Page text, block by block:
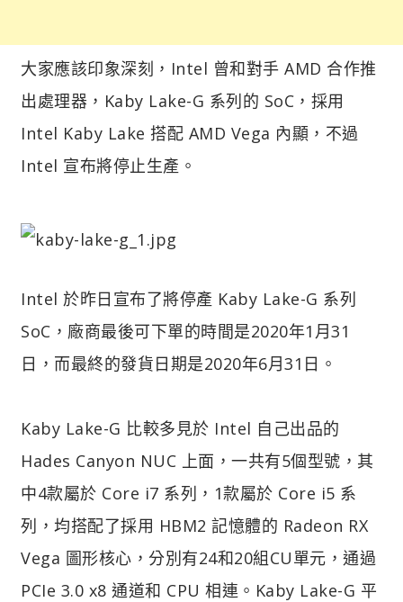
大家應該印象深刻，Intel 曾和對手 AMD 合作推
出處理器，Kaby Lake-G 系列的 SoC，採用
Intel Kaby Lake 搭配 AMD Vega 內顯，不過
Intel 宣布將停止生產。
Intel 於昨日宣布了將停產 Kaby Lake-G 系列
SoC，廠商最後可下單的時間是2020年1月31
日，而最終的發貨日期是2020年6月31日。
Kaby Lake-G 比較多見於 Intel 自己出品的
Hades Canyon NUC 上面，一共有5個型號，其
中4款屬於 Core i7 系列，1款屬於 Core i5 系
列，均搭配了採用 HBM2 記憶體的 Radeon RX
Vega 圖形核心，分別有24和20組CU單元，通過
PCIe 3.0 x8 通道和 CPU 相連。Kaby Lake-G 平